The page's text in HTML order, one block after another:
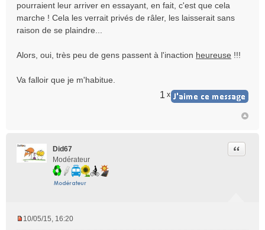
pourraient leur arriver en essayant, en fait, c'est que cela
marche ! Cela les verrait privés de râler, les laisserait sans
raison de se plaindre...
Alors, oui, très peu de gens passent à l'inaction heureuse !!!
Va falloir que je m'habitue.
1 x
Did67
Modérateur
Citer
10/05/15, 16:20